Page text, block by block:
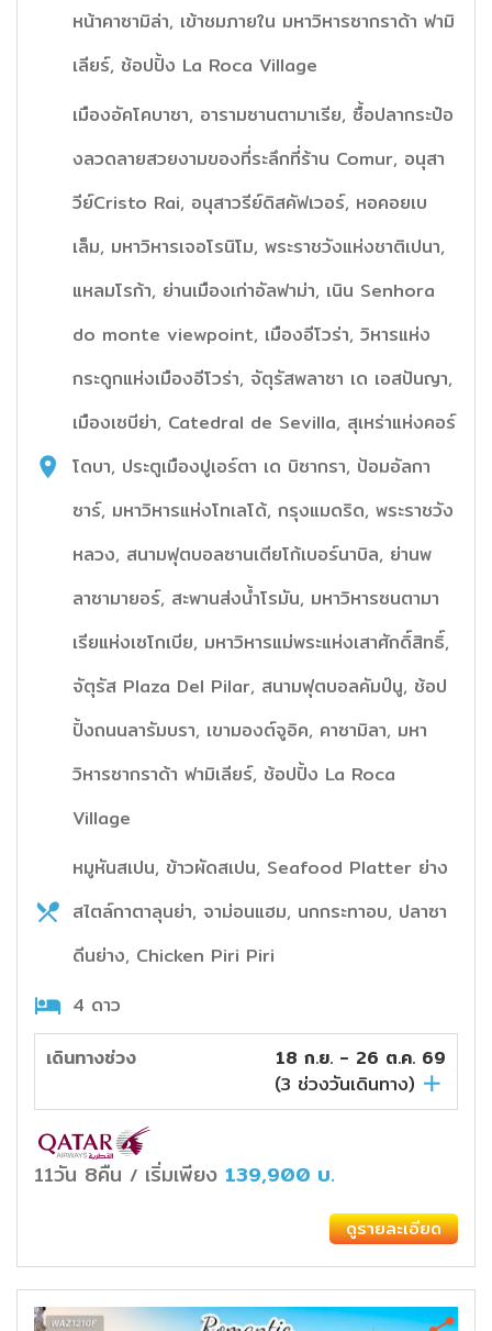
หน้าคาซามิล่า, เข้าชมภายใน มหาวิหารซากราด้า ฟามิ
เลียร์, ช้อปปิ้ง La Roca Village
เมืองอัคโคบาซา, อารามซานตามาเรีย, ซื้อปลากระป๋อ
งลวดลายสวยงามของที่ระลึกที่ร้าน Comur, อนุสา
วีย์Cristo Rai, อนุสาวรีย์ดิสคัฟเวอร์, หอคอยเบ
เล็ม, มหาวิหารเจอโรนิโม, พระราชวังแห่งชาติเปนา,
แหลมโรก้า, ย่านเมืองเก่าอัลฟาม่า, เนิน Senhora
do monte viewpoint, เมืองอีโวร่า, วิหารแห่ง
กระดูกแห่งเมืองอีโวร่า, จัตุรัสพลาซา เด เอสปันญา,
เมืองเซบีย่า, Catedral de Sevilla, สุเหร่าแห่งคอร์
โดบา, ประตูเมืองปูเอร์ตา เด บิซากรา, ป้อมอัลกา
ซาร์, มหาวิหารแห่งโทเลโด้, กรุงแมดริด, พระราชวัง
หลวง, สนามฟุตบอลซานเตียโก้เบอร์นาบิล, ย่านพ
ลาซามายอร์, สะพานส่งน้ำโรมัน, มหาวิหารซนตามา
เรียแห่งเซโกเบีย, มหาวิหารแม่พระแห่งเสาศักดิ์สิทธิ์,
จัตุรัส Plaza Del Pilar, สนามฟุตบอลคัมป์นู, ช้อป
ปิ้งถนนลารัมบรา, เขามองต์จูอิค, คาซามิลา, มหา
วิหารซากราด้า ฟามิเลียร์, ช้อปปิ้ง La Roca
Village
หมูหันสเปน, ข้าวผัดสเปน, Seafood Platter ย่าง
สไตล์กาตาลุนย่า, จาม่อนแฮม, นกกระทาอบ, ปลาซา
ดีนย่าง, Chicken Piri Piri
4 ดาว
เดินทางช่วง
18 ก.ย. - 26 ต.ค. 69
(3 ช่วงวันเดินทาง)
11วัน 8คืน / เริ่มเพียง 139,900 บ.
ดูรายละเอียด